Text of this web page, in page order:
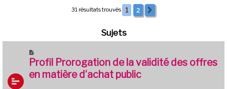
31 résultats trouvés 1 2
Sujets
o
u
v
Profil Prorogation de la validité des offres
en matière d’achat public